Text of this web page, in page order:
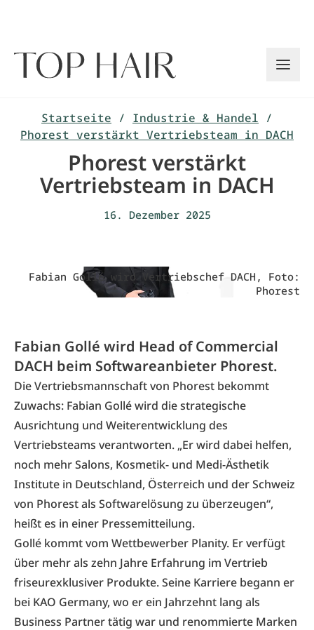
Startseite / Industrie & Handel /
Phorest verstärkt Vertriebsteam in DACH
Phorest verstärkt
Vertriebsteam in DACH
16. Dezember 2025
Fabian Gollé wird Vertriebschef DACH, Foto:
Phorest
Fabian Gollé wird Head of Commercial
DACH beim Softwareanbieter Phorest.
Die Vertriebsmannschaft von Phorest bekommt
Zuwachs: Fabian Gollé wird die strategische
Ausrichtung und Weiterentwicklung des
Vertriebsteams verantworten. „Er wird dabei helfen,
noch mehr Salons, Kosmetik- und Medi-Ästhetik
Institute in Deutschland, Österreich und der Schweiz
von Phorest als Softwarelösung zu überzeugen“,
heißt es in einer Pressemitteilung.
Gollé kommt vom Wettbewerber Planity. Er verfügt
über mehr als zehn Jahre Erfahrung im Vertrieb
friseurexklusiver Produkte. Seine Karriere begann er
bei KAO Germany, wo er ein Jahrzehnt lang als
Business Partner tätig war und renommierte Marken